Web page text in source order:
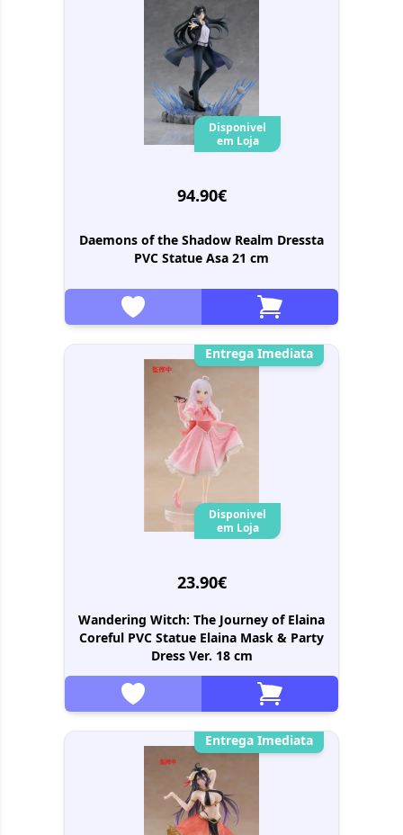
Disponivel
em Loja
94.90€
Daemons of the Shadow Realm Dressta
PVC Statue Asa 21 cm
Entrega Imediata
Disponivel
em Loja
23.90€
Wandering Witch: The Journey of Elaina
Coreful PVC Statue Elaina Mask & Party
Dress Ver. 18 cm
Entrega Imediata